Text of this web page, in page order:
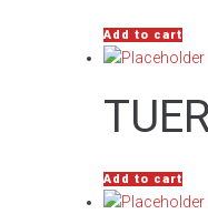
Add to cart
Add to cart